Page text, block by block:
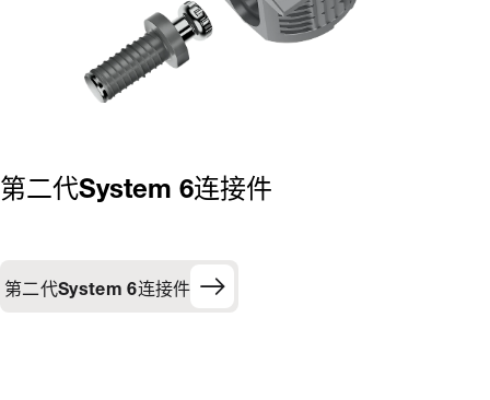
第二代System 6连接件
第二代System 6连接件